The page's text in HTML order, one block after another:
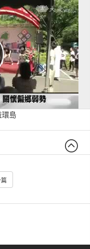
環島